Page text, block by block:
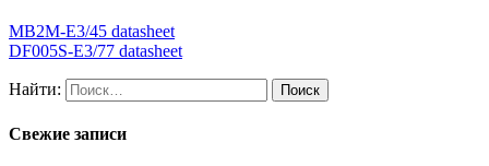
MB2M-E3/45 datasheet
DF005S-E3/77 datasheet
Найти:
Свежие записи